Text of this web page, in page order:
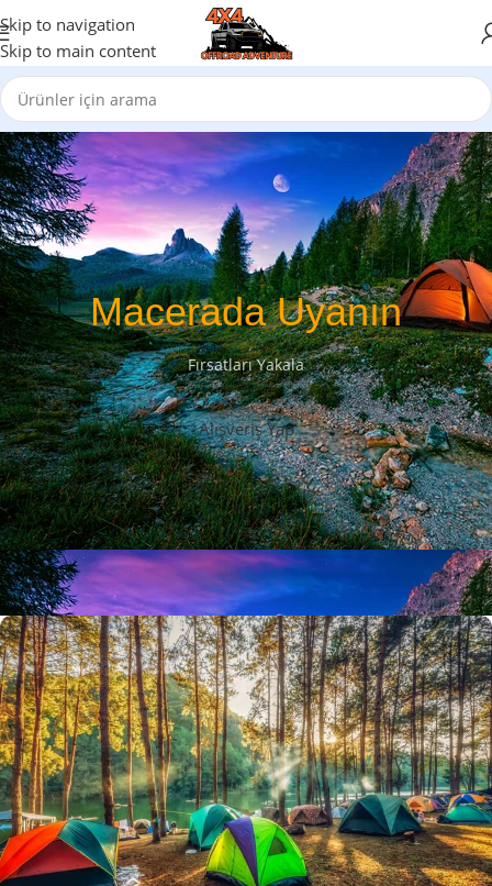
Skip to navigation
Skip to main content
Macerada Uyanın
Fırsatları Yakala
Alışveriş Yap